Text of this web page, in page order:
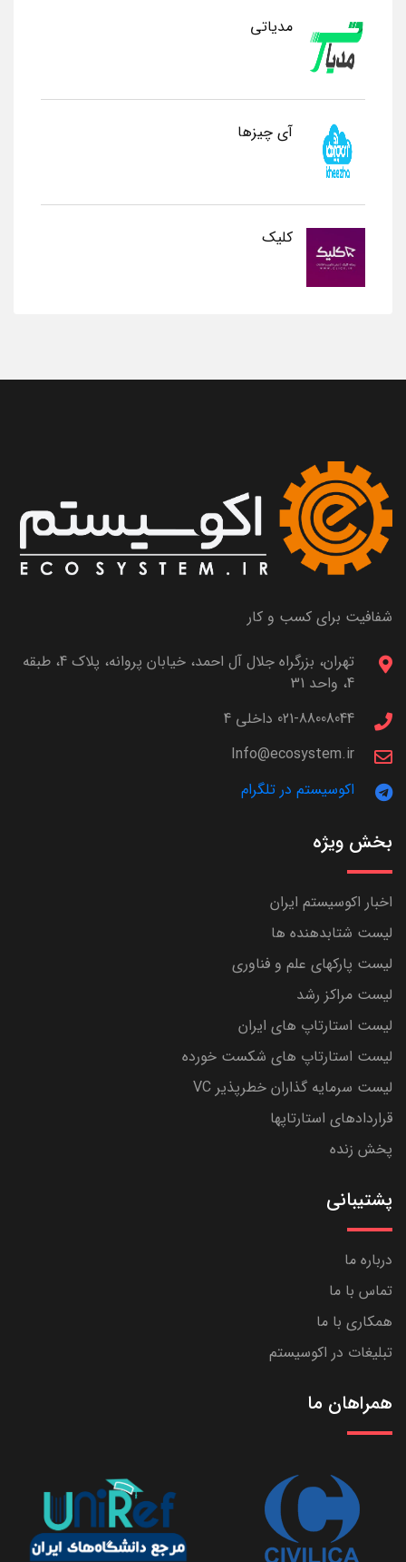
مدیاتی
آی چیزها
کلیک
شفافیت برای کسب و کار
تهران، بزرگراه جلال آل احمد، خیابان پروانه، پلاک 4، طبقه
4، واحد 31
021-88008044 داخلی 4
Info@ecosystem.ir
اکوسیستم در تلگرام
بخش ویژه
اخبار اکوسیستم ایران
لیست شتابدهنده ها
لیست پارکهای علم و فناوری
لیست مراکز رشد
لیست استارتاپ های ایران
لیست استارتاپ های شکست خورده
لیست سرمایه گذاران خطرپذیر VC
قراردادهای استارتاپها
پخش زنده
پشتیبانی
درباره ما
تماس با ما
همکاری با ما
تبلیغات در اکوسیستم
همراهان ما